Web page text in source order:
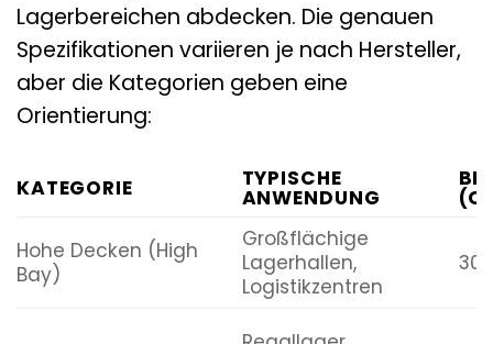
Lagerbereichen abdecken. Die genauen
Spezifikationen variieren je nach Hersteller,
aber die Kategorien geben eine
Orientierung:
KATEGORIE TYPISCHE
ANWENDUNG
Hohe Decken (High
Bay)
Großflächige
Lagerhallen,
Logistikzentren